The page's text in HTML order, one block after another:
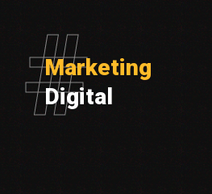
Marketing
Digital